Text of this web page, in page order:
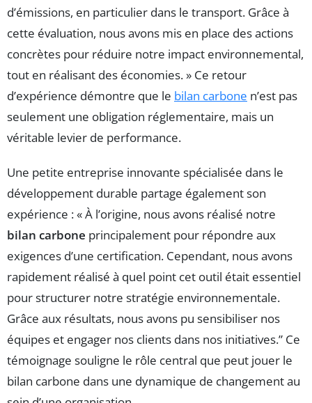
d’émissions, en particulier dans le transport. Grâce à
cette évaluation, nous avons mis en place des actions
concrètes pour réduire notre impact environnemental,
tout en réalisant des économies. » Ce retour
d’expérience démontre que le bilan carbone n’est pas
seulement une obligation réglementaire, mais un
véritable levier de performance.
Une petite entreprise innovante spécialisée dans le
développement durable partage également son
expérience : « À l’origine, nous avons réalisé notre
bilan carbone principalement pour répondre aux
exigences d’une certification. Cependant, nous avons
rapidement réalisé à quel point cet outil était essentiel
pour structurer notre stratégie environnementale.
Grâce aux résultats, nous avons pu sensibiliser nos
équipes et engager nos clients dans nos initiatives.” Ce
témoignage souligne le rôle central que peut jouer le
bilan carbone dans une dynamique de changement au